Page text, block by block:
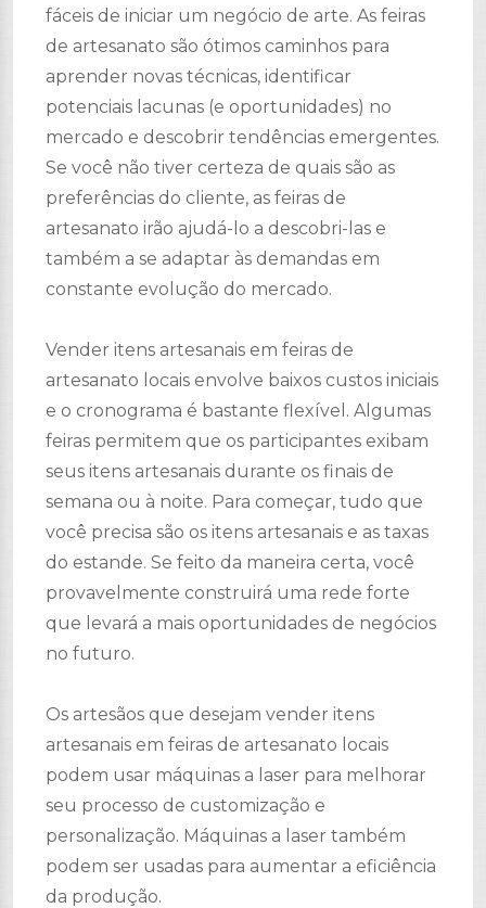
fáceis de iniciar um negócio de arte. As feiras
de artesanato são ótimos caminhos para
aprender novas técnicas, identificar
potenciais lacunas (e oportunidades) no
mercado e descobrir tendências emergentes.
Se você não tiver certeza de quais são as
preferências do cliente, as feiras de
artesanato irão ajudá-lo a descobri-las e
também a se adaptar às demandas em
constante evolução do mercado.
Vender itens artesanais em feiras de
artesanato locais envolve baixos custos iniciais
e o cronograma é bastante flexível. Algumas
feiras permitem que os participantes exibam
seus itens artesanais durante os finais de
semana ou à noite. Para começar, tudo que
você precisa são os itens artesanais e as taxas
do estande. Se feito da maneira certa, você
provavelmente construirá uma rede forte
que levará a mais oportunidades de negócios
no futuro.
Os artesãos que desejam vender itens
artesanais em feiras de artesanato locais
podem usar máquinas a laser para melhorar
seu processo de customização e
personalização. Máquinas a laser também
podem ser usadas para aumentar a eficiência
da produção.